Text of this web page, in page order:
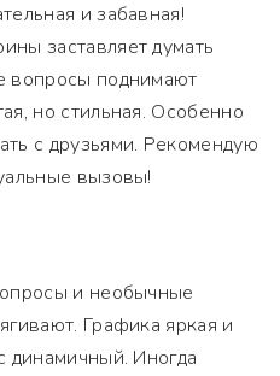
и забавная!
заставляет думать
вопросы поднимают
но стильная. Особенно
с друзьями. Рекомендую
вызовы!
и необычные
Графика яркая и
динамичный. Иногда